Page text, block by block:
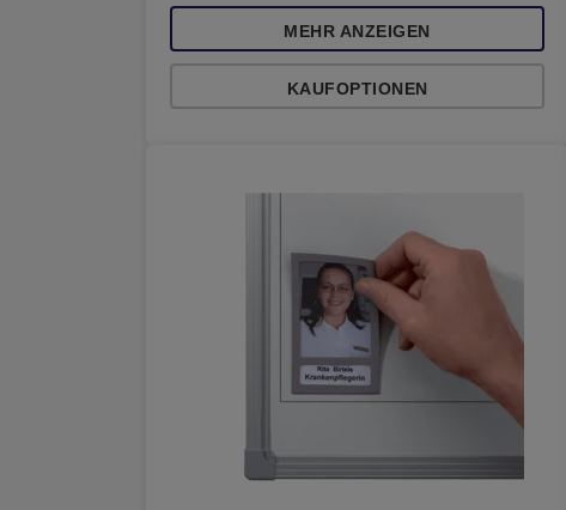
MEHR ANZEIGEN
KAUFOPTIONEN